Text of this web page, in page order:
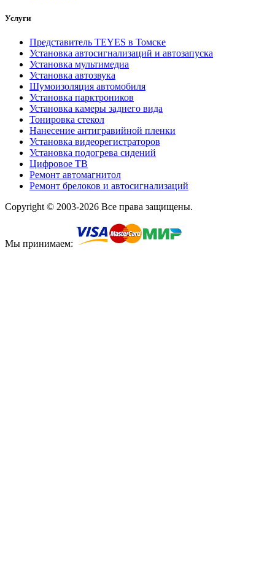
Услуги
Представитель TEYES в Томске
Установка автосигнализаций и автозапуска
Установка мультимедиа
Установка автозвука
Шумоизоляция автомобиля
Установка парктроников
Установка камеры заднего вида
Тонировка стекол
Нанесение антигравийной пленки
Установка видеорегистраторов
Установка подогрева сидений
Цифровое ТВ
Ремонт автомагнитол
Ремонт брелоков и автосигнализаций
Copyright © 2003-2026 Все права защищены.
Мы принимаем: